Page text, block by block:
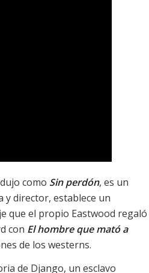
como Sin perdón, es un
y director, establece un
que el propio Eastwood regaló
con El hombre que mató a
de los westerns.
de Django, un esclavo